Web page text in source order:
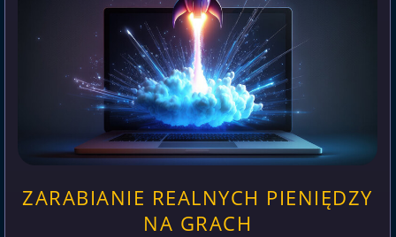
ZARABIANIE REALNYCH PIENIĘDZY
NA GRACH